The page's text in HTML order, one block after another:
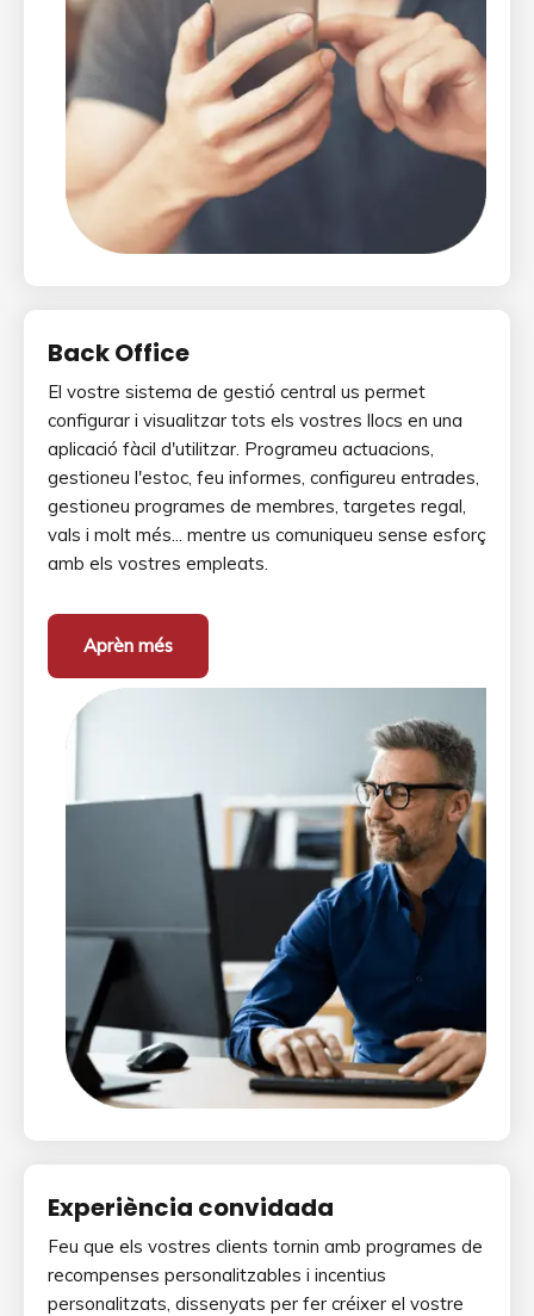
Back Office
El vostre sistema de gestió central us permet
configurar i visualitzar tots els vostres llocs en una
aplicació fàcil d'utilitzar. Programeu actuacions,
gestioneu l'estoc, feu informes, configureu entrades,
gestioneu programes de membres, targetes regal,
vals i molt més... mentre us comuniqueu sense esforç
amb els vostres empleats.
Aprèn més
Experiència convidada
Feu que els vostres clients tornin amb programes de
recompenses personalitzables i incentius
personalitzats, dissenyats per fer créixer el vostre